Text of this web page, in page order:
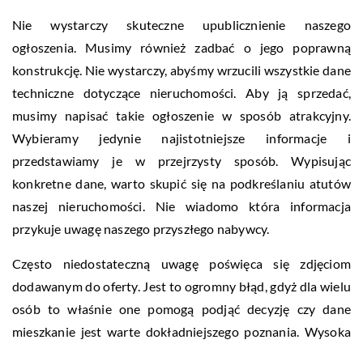
Nie wystarczy skuteczne upublicznienie naszego
ogłoszenia. Musimy również zadbać o jego poprawną
konstrukcję. Nie wystarczy, abyśmy wrzucili wszystkie dane
techniczne dotyczące nieruchomości. Aby ją sprzedać,
musimy napisać takie ogłoszenie w sposób atrakcyjny.
Wybieramy jedynie najistotniejsze informacje i
przedstawiamy je w przejrzysty sposób. Wypisując
konkretne dane, warto skupić się na podkreślaniu atutów
naszej nieruchomości. Nie wiadomo która informacja
przykuje uwagę naszego przyszłego nabywcy.
Często niedostateczną uwagę poświęca się zdjęciom
dodawanym do oferty. Jest to ogromny błąd, gdyż dla wielu
osób to właśnie one pomogą podjąć decyzję czy dane
mieszkanie jest warte dokładniejszego poznania. Wysoka